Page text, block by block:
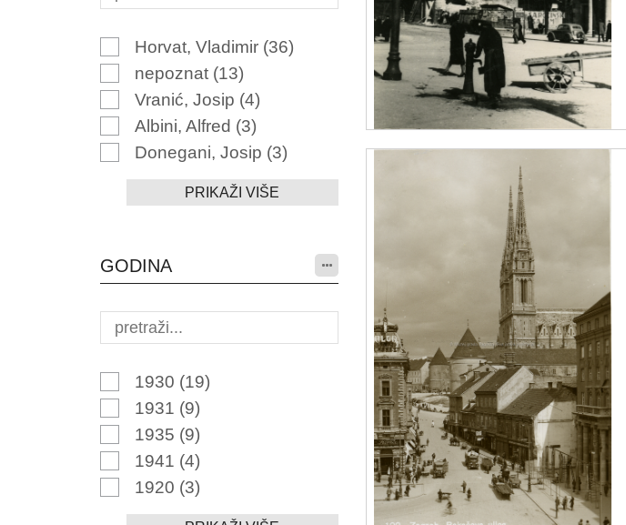
Horvat, Vladimir (36)
nepoznat (13)
Vranić, Josip (4)
Albini, Alfred (3)
Donegani, Josip (3)
PRIKAŽI VIŠE
GODINA
1930 (19)
1931 (9)
1935 (9)
1941 (4)
1920 (3)